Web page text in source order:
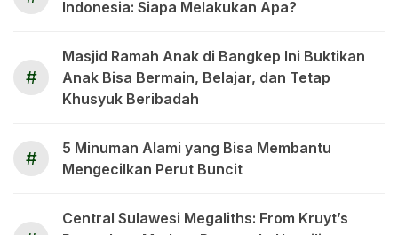
Indonesia: Siapa Melakukan Apa?
#
Masjid Ramah Anak di Bangkep Ini Buktikan
Anak Bisa Bermain, Belajar, dan Tetap
Khusyuk Beribadah
#
5 Minuman Alami yang Bisa Membantu
Mengecilkan Perut Buncit
Central Sulawesi Megaliths: From Kruyt’s